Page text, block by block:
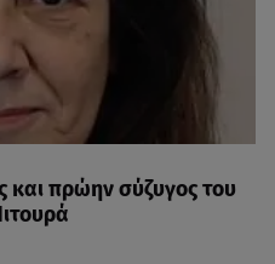
και πρώην σύζυγος του